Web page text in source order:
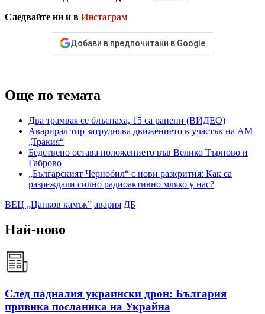
Следвайте ни и в Инстаграм
Добави в предпочитани в Google
Още по темата
Два трамвая се блъснаха, 15 са ранени (ВИДЕО)
Аварирал тир затруднява движението в участък на АМ
„Тракия“
Бедствено остава положението във Велико Търново и
Габрово
„Българският Чернобил“ с нови разкрития: Как са
разреждали силно радиоактивно мляко у нас?
ВЕЦ „Цанков камък” авария ДБ
Най-ново
След падналия украински дрон: България
привика посланика на Украйна